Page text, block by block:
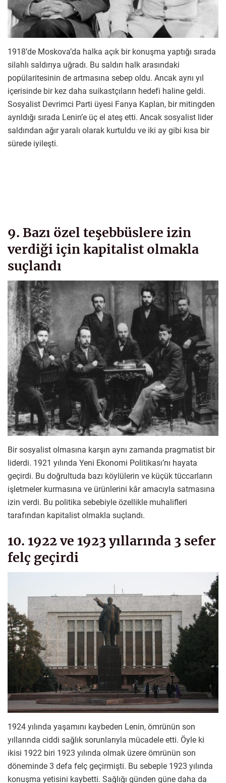
1918’de Moskova’da halka açık bir konuşma yaptığı sırada
silahlı saldırıya uğradı. Bu saldırı halk arasındaki
popülaritesinin de artmasına sebep oldu. Ancak aynı yıl
içerisinde bir kez daha suikastçıların hedefi haline geldi.
Sosyalist Devrimci Parti üyesi Fanya Kaplan, bir mitingden
ayrıldığı sırada Lenin’e üç el ateş etti. Ancak sosyalist lider
saldırıdan ağır yaralı olarak kurtuldu ve iki ay gibi kısa bir
sürede iyileşti.
9. Bazı özel teşebbüslere izin
verdiği için kapitalist olmakla
suçlandı
Bir sosyalist olmasına karşın aynı zamanda pragmatist bir
liderdi. 1921 yılında Yeni Ekonomi Politikası’nı hayata
geçirdi. Bu doğrultuda bazı köylülerin ve küçük tüccarların
işletmeler kurmasına ve ürünlerini kâr amacıyla satmasına
izin verdi. Bu politika sebebiyle özellikle muhalifleri
tarafından kapitalist olmakla suçlandı.
10. 1922 ve 1923 yıllarında 3 sefer
felç geçirdi
1924 yılında yaşamını kaybeden Lenin, ömrünün son
yıllarında ciddi sağlık sorunlarıyla mücadele etti. Öyle ki
ikisi 1922 biri 1923 yılında olmak üzere ömrünün son
döneminde 3 defa felç geçirmişti. Bu sebeple 1923 yılında
konuşma yetisini kaybetti. Sağlığı günden güne daha da